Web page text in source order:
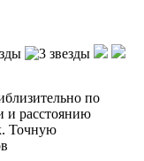
по
и расстоянию
Точную